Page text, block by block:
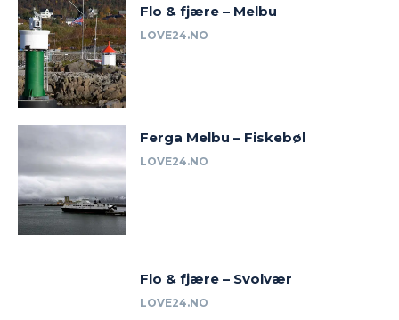
Flo & fjære – Melbu
LOVE24.NO
Ferga Melbu – Fiskebøl
LOVE24.NO
Flo & fjære – Svolvær
LOVE24.NO